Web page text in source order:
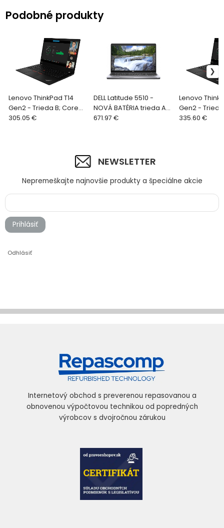
Podobné produkty
Lenovo ThinkPad T14
Gen2 - Trieda B; Core
i5-1145G7 / 2,6 GHz, 16GB
305.05 €
DELL Latitude 5510 -
NOVÁ BATÉRIA trieda A+;
Core i7-10810U / 1,1 GHz,
671.97 €
Lenovo
Gen2 -
i5-1145G7 /
335.60 €
NEWSLETTER
Nepremeškajte najnovšie produkty a špeciálne akcie
Prihlásiť
Odhlásiť
Internetový obchod s preverenou repasovanou a
obnovenou výpočtovou technikou od popredných
výrobcov s dvojročnou zárukou